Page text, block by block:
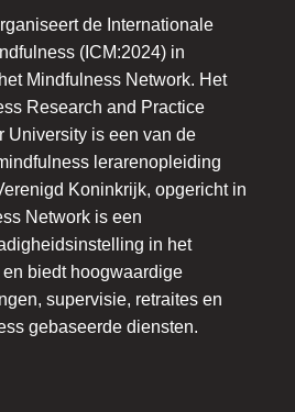
de Internationale
(ICM:2024) in
Mindfulness Network. Het
Research and Practice
University is een van de
lerarenopleiding
Koninkrijk, opgericht in
Network is een
in het
biedt hoogwaardige
supervisie, retraites en
gebaseerde diensten.